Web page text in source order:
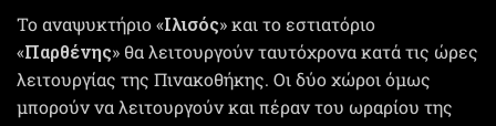
Το αναψυκτήριο «Ιλισός» και το εστιατόριο
«Παρθένης» θα λειτουργούν ταυτόχρονα κατά τις ώρες
λειτουργίας της Πινακοθήκης. Οι δύο χώροι όμως
μπορούν να λειτουργούν και πέραν του ωραρίου της